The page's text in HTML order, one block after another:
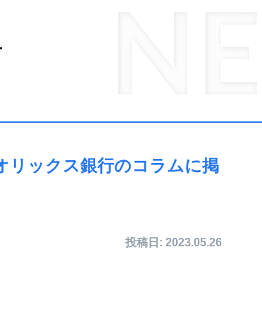
リックス銀行のコラムに掲
投稿日: 2023.05.26